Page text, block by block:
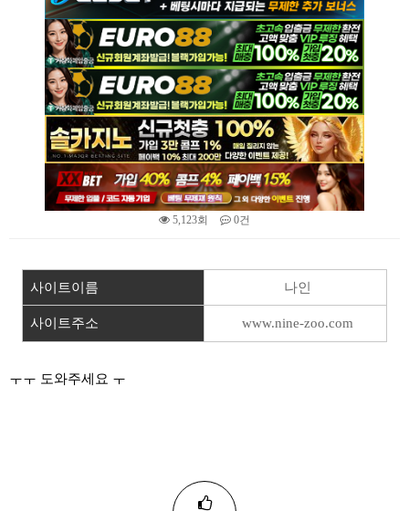
5,123회 0건
사이트이름 나인
사이트주소 www.nine-zoo.com
ㅜㅜ 도와주세요 ㅜ